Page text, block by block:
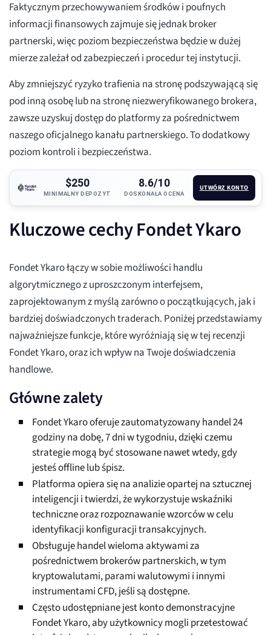
Faktycznym przechowywaniem środków i poufnych
informacji finansowych zajmuje się jednak broker
partnerski, więc poziom bezpieczeństwa będzie w dużej
mierze zależał od zabezpieczeń i procedur tej instytucji.
Aby zmniejszyć ryzyko trafienia na stronę podszywającą się
pod inną osobę lub na stronę niezweryfikowanego brokera,
zawsze uzyskuj dostęp do platformy za pośrednictwem
naszego oficjalnego kanału partnerskiego. To dodatkowy
poziom kontroli i bezpieczeństwa.
$250
MINIMALNY DEPOZYT
8.6/10
DOSKONAŁA OCENA
UTWÓRZ KONTO
Kluczowe cechy Fondet Ykaro
Fondet Ykaro łączy w sobie możliwości handlu
algorytmicznego z uproszczonym interfejsem,
zaprojektowanym z myślą zarówno o początkujących, jak i
bardziej doświadczonych traderach. Poniżej przedstawiamy
najważniejsze funkcje, które wyróżniają się w tej recenzji
Fondet Ykaro, oraz ich wpływ na Twoje doświadczenia
handlowe.
Główne zalety
Fondet Ykaro oferuje zautomatyzowany handel 24
godziny na dobę, 7 dni w tygodniu, dzięki czemu
strategie mogą być stosowane nawet wtedy, gdy
jesteś offline lub śpisz.
Platforma opiera się na analizie opartej na sztucznej
inteligencji i twierdzi, że wykorzystuje wskaźniki
techniczne oraz rozpoznawanie wzorców w celu
identyfikacji konfiguracji transakcyjnych.
Obsługuje handel wieloma aktywami za
pośrednictwem brokerów partnerskich, w tym
kryptowalutami, parami walutowymi i innymi
instrumentami CFD, jeśli są dostępne.
Często udostępniane jest konto demonstracyjne
Fondet Ykaro, aby użytkownicy mogli przetestować